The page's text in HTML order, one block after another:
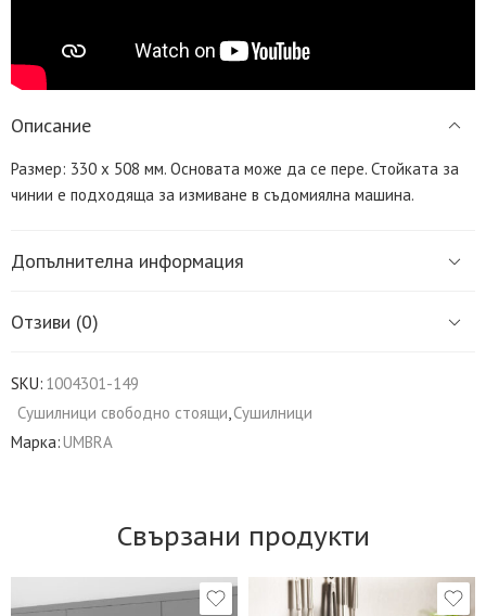
Описание
Размер: 330 х 508 мм. Основата може да се пере. Стойката за
чинии е подходяща за измиване в съдомиялна машина.
Допълнителна информация
Отзиви (0)
SKU: 1004301-149
Сушилници свободно стоящи,Сушилници
Марка:UMBRA
Свързани продукти